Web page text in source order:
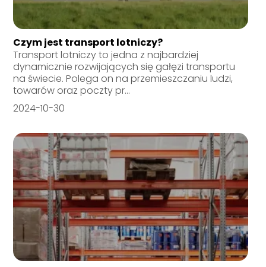
Czym jest transport lotniczy?
Transport lotniczy to jedna z najbardziej
dynamicznie rozwijających się gałęzi transportu
na świecie. Polega on na przemieszczaniu ludzi,
towarów oraz poczty pr...
2024-10-30